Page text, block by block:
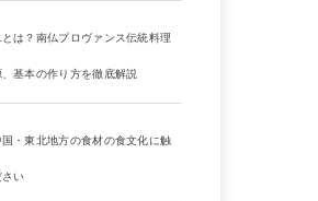
は？南仏プロヴァンス伝統料理
基本の作り方を徹底解説
・東北地方の食材の食文化に触
い